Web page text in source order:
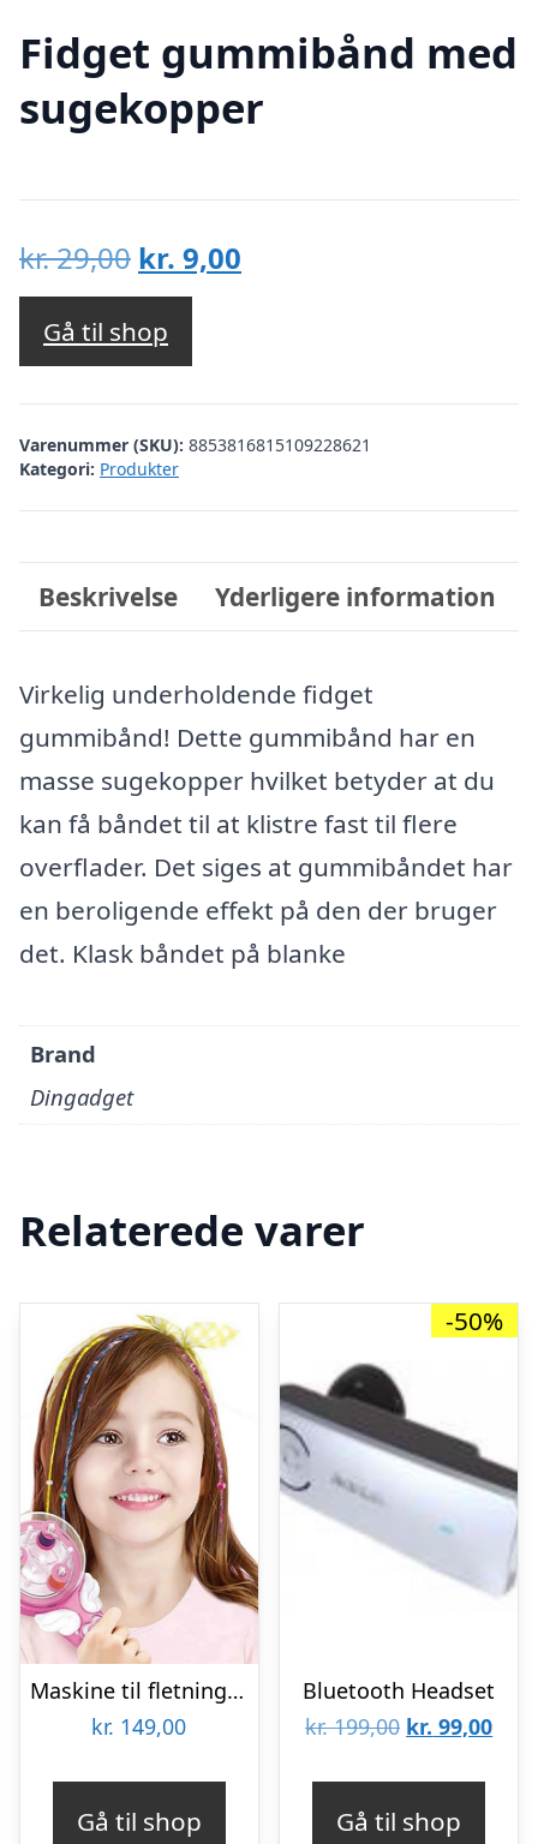
Fidget gummibånd med
sugekopper
kr.29,00 Den
oprindelige
pris
var:
kr. 29,00.
kr. 9,00
kr. 9,00.
Gå til shop
Varenummer (SKU): 8853816815109228621
Kategori: Produkter
Beskrivelse Yderligere information
Virkelig underholdende fidget
gummibånd! Dette gummibånd har en
masse sugekopper hvilket betyder at du
kan få båndet til at klistre fast til flere
overflader. Det siges at gummibåndet har
en beroligende effekt på den der bruger
det. Klask båndet på blanke
Brand
Dingadget
Relaterede varer
Maskine til fletninger – inkl. tråd og pynt
kr. 149,00
Gå til shop
-50%
Bluetooth Headset
kr.199,00 Den
kr. 99,00Den
Gå til shop